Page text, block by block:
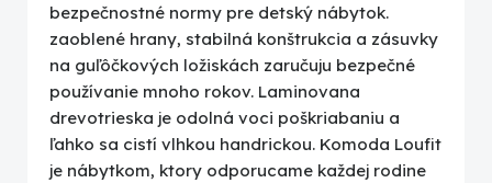
bezpečnostné normy pre detský nábytok.
zaoblené hrany, stabilná konštrukcia a zásuvky
na guľôčkových ložiskách zaručuju bezpečné
používanie mnoho rokov. Laminovana
drevotrieska je odolná voci poškriabaniu a
ľahko sa cistí vlhkou handrickou. Komoda Loufit
je nábytkom, ktory odporucame každej rodine